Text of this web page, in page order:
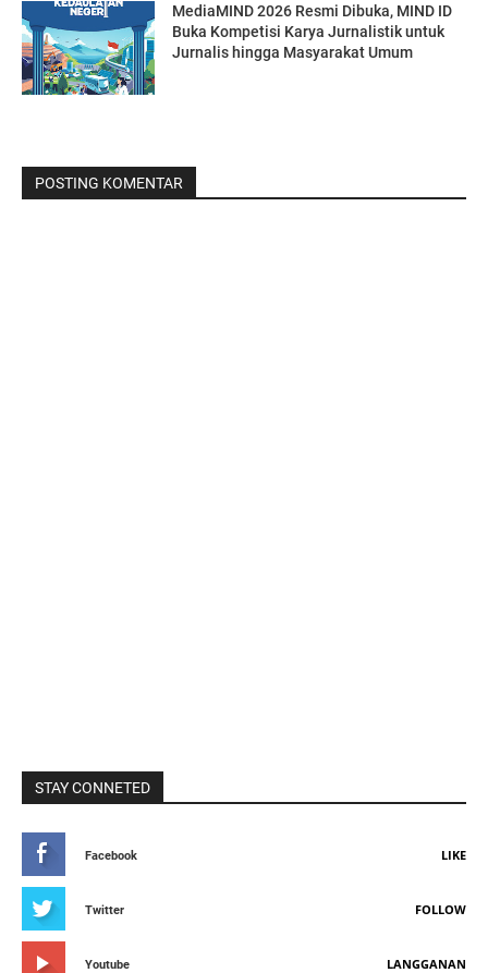
MediaMIND 2026 Resmi Dibuka, MIND ID
Buka Kompetisi Karya Jurnalistik untuk
Jurnalis hingga Masyarakat Umum
POSTING KOMENTAR
STAY CONNETED
Facebook LIKE
Twitter FOLLOW
Youtube LANGGANAN